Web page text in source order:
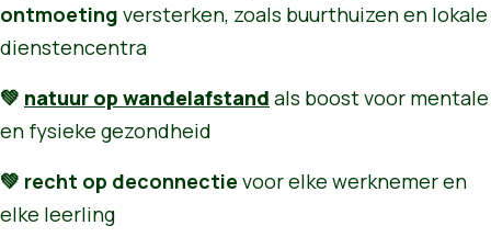
ontmoeting versterken, zoals buurthuizen en lokale
dienstencentra
💚 natuur op wandelafstand als boost voor mentale
en fysieke gezondheid
💚 recht op deconnectie voor elke werknemer en
elke leerling